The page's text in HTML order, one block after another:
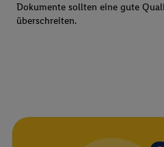
Dokumente sollten eine gute
überschreiten.